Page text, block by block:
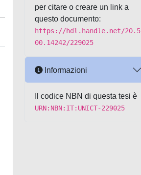
per citare o creare un link a
questo documento:
https://hdl.handle.net/20.5
00.14242/229025
Informazioni
Il codice NBN di questa tesi è
URN:NBN:IT:UNICT-229025